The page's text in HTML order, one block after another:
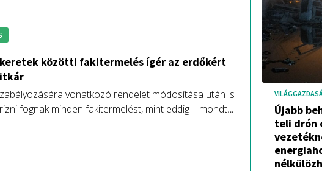
fel a figyelmet Nobilis Márton, az
élelmiszeriparért és kereskedelempolitikáért felelős
közötti fakitermelés ígér az erdőkért
vonatkozó rendelet módosítása után is
fognak minden fakitermelést, mint eddig – mondta
Újabb
teli drón